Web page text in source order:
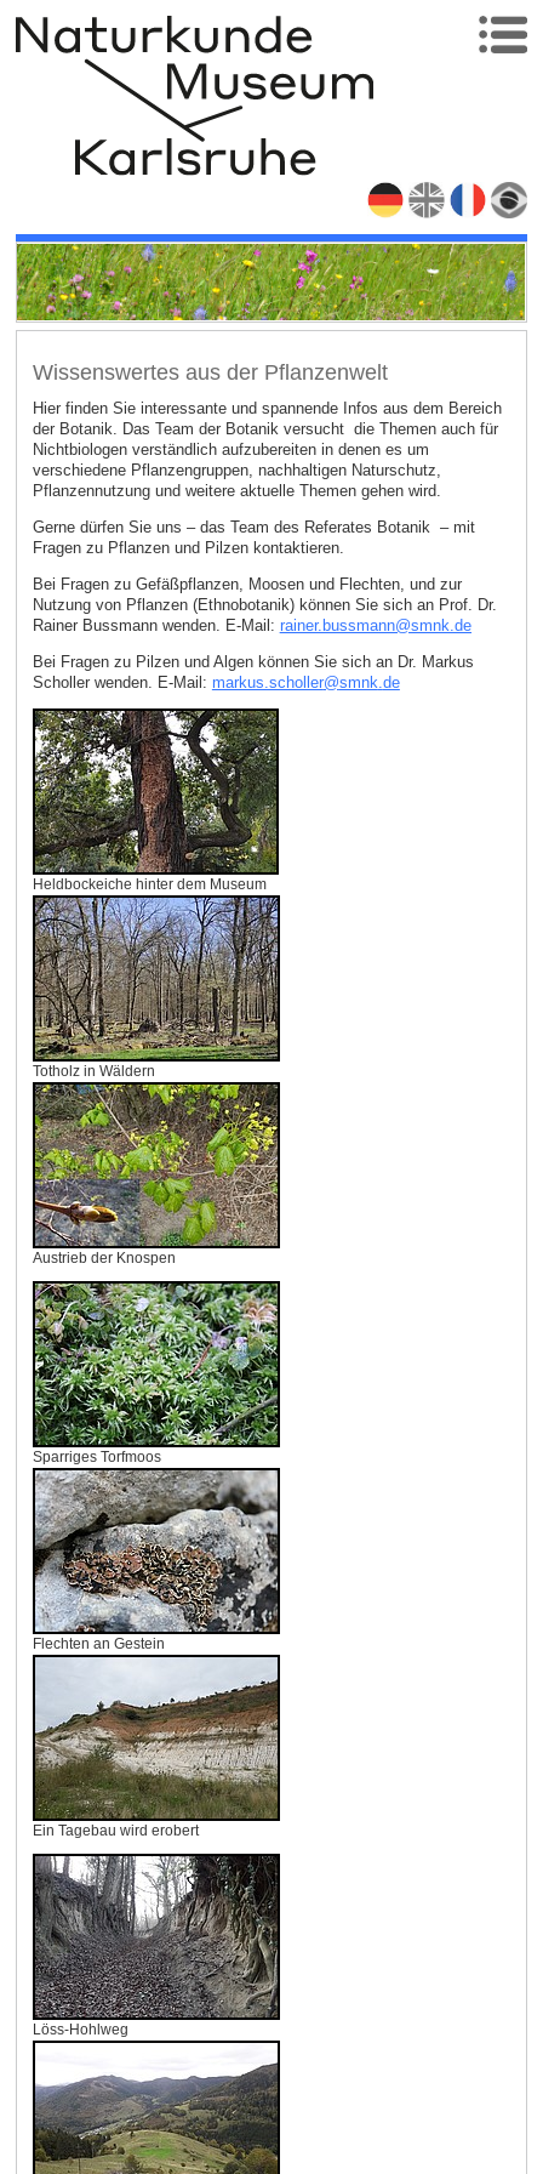
Wissenswertes aus der Pflanzenwelt
Hier finden Sie interessante und spannende Infos aus dem Bereich
der Botanik. Das Team der Botanik versucht die Themen auch für
Nichtbiologen verständlich aufzubereiten in denen es um
verschiedene Pflanzengruppen, nachhaltigen Naturschutz,
Pflanzennutzung und weitere aktuelle Themen gehen wird.
Gerne dürfen Sie uns – das Team des Referates Botanik – mit
Fragen zu Pflanzen und Pilzen kontaktieren.
Bei Fragen zu Gefäßpflanzen, Moosen und Flechten, und zur
Nutzung von Pflanzen (Ethnobotanik) können Sie sich an Prof. Dr.
Rainer Bussmann wenden. E‑Mail: rainer.bussmann@smnk.de
Bei Fragen zu Pilzen und Algen können Sie sich an Dr. Markus
Scholler wenden. E‑Mail: markus.scholler@smnk de
Heldbockeiche hinter dem Museum
Totholz in Wäldern
Austrieb der Knospen
Sparriges Torfmoos
Flechten an Gestein
Ein Tagebau wird erobert
Löss-Hohlweg